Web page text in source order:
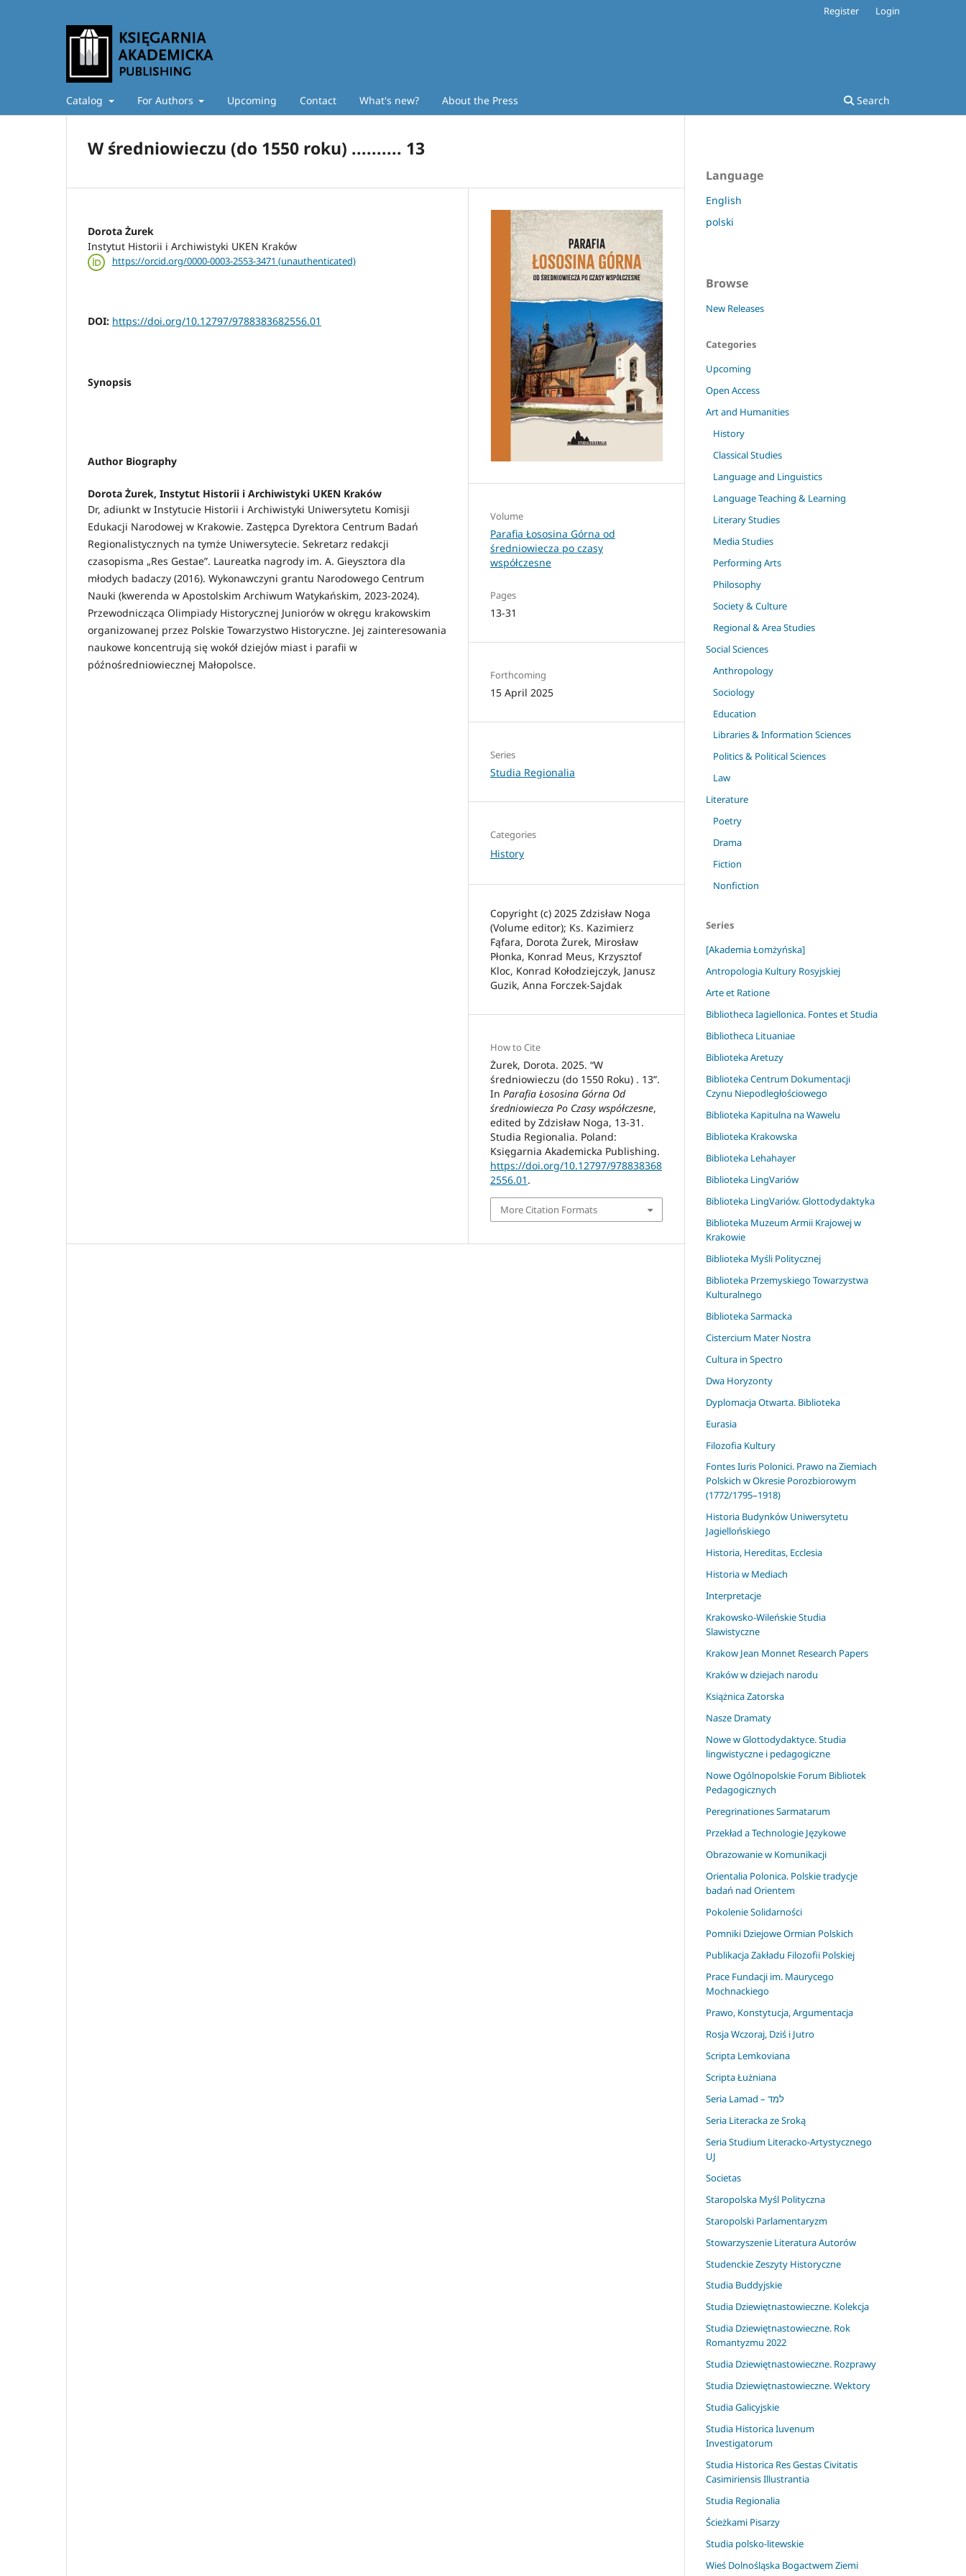
Catalog For Authors Upcoming Contact What's new? About the Press Search
Register Login
W średniowieczu (do 1550 roku) .......... 13
Dorota Żurek
Instytut Historii i Archiwistyki UKEN Kraków
https://orcid.org/0000-0003-2553-3471 (unauthenticated)
DOI: https://doi.org/10.12797/9788383682556.01
Synopsis
Author Biography
Dorota Żurek, Instytut Historii i Archiwistyki UKEN Kraków
Dr, adiunkt w Instytucie Historii i Archiwistyki Uniwersytetu Komisji
Edukacji Narodowej w Krakowie. Zastępca Dyrektora Centrum Badań
Regionalistycznych na tymże Uniwersytecie. Sekretarz redakcji
czasopisma „Res Gestae”. Laureatka nagrody im. A. Gieysztora dla
młodych badaczy (2016). Wykonawczyni grantu Narodowego Centrum
Nauki (kwerenda w Apostolskim Archiwum Watykańskim, 2023-2024).
Przewodnicząca Olimpiady Historycznej Juniorów w okręgu krakowskim
organizowanej przez Polskie Towarzystwo Historyczne. Jej zainteresowania
naukowe koncentrują się wokół dziejów miast i parafii w
późnośredniowiecznej Małopolsce.
Volume
Parafia Łososina Górna od
średniowiecza po czasy
współczesne
Pages
13-31
Forthcoming
15 April 2025
Series
Studia Regionalia
Categories
History
Copyright (c) 2025 Zdzisław Noga
(Volume editor); Ks. Kazimierz
Fąfara, Dorota Żurek, Mirosław
Płonka, Konrad Meus, Krzysztof
Kloc, Konrad Kołodziejczyk, Janusz
Guzik, Anna Forczek-Sajdak
How to Cite
Żurek, Dorota. 2025. “W
średniowieczu (do 1550 Roku) . 13”.
In Parafia Łososina Górna Od
średniowiecza Po Czasy współczesne,
edited by Zdzisław Noga, 13-31.
Studia Regionalia. Poland:
Księgarnia Akademicka Publishing.
https://doi.org/10.12797/978838368
2556.01 .
More Citation Formats
Language
English
polski
Browse
New Releases
Categories
Upcoming
Open Access
Art and Humanities
History
Classical Studies
Language and Linguistics
Language Teaching & Learning
Literary Studies
Media Studies
Performing Arts
Philosophy
Society & Culture
Regional & Area Studies
Social Sciences
Anthropology
Sociology
Education
Libraries & Information Sciences
Politics & Political Sciences
Law
Literature
Poetry
Drama
Fiction
Nonfiction
Series
[Akademia Łomżyńska]
Antropologia Kultury Rosyjskiej
Arte et Ratione
Bibliotheca Iagiellonica. Fontes et Studia
Bibliotheca Lituaniae
Biblioteka Aretuzy
Biblioteka Centrum Dokumentacji
Czynu Niepodległościowego
Biblioteka Kapitulna na Wawelu
Biblioteka Krakowska
Biblioteka Lehahayer
Biblioteka LingVariów
Biblioteka LingVariów. Glottodydaktyka
Biblioteka Muzeum Armii Krajowej w
Krakowie
Biblioteka Myśli Politycznej
Biblioteka Przemyskiego Towarzystwa
Kulturalnego
Biblioteka Sarmacka
Cistercium Mater Nostra
Cultura in Spectro
Dwa Horyzonty
Dyplomacja Otwarta. Biblioteka
Eurasia
Filozofia Kultury
Fontes Iuris Polonici. Prawo na Ziemiach
Polskich w Okresie Porozbiorowym
(1772/1795–1918)
Historia Budynków Uniwersytetu
Jagiellońskiego
Historia, Hereditas, Ecclesia
Historia w Mediach
Interpretacje
Krakowsko-Wileńskie Studia
Slawistyczne
Krakow Jean Monnet Research Papers
Kraków w dziejach narodu
Książnica Zatorska
Nasze Dramaty
Nowe w Glottodydaktyce. Studia
lingwistyczne i pedagogiczne
Nowe Ogólnopolskie Forum Bibliotek
Pedagogicznych
Peregrinationes Sarmatarum
Przekład a Technologie Językowe
Obrazowanie w Komunikacji
Orientalia Polonica. Polskie tradycje
badań nad Orientem
Pokolenie Solidarności
Pomniki Dziejowe Ormian Polskich
Publikacja Zakładu Filozofii Polskiej
Prace Fundacji im. Maurycego
Mochnackiego
Prawo, Konstytucja, Argumentacja
Rosja Wczoraj, Dziś i Jutro
Scripta Lemkoviana
Scripta Łużniana
Seria Lamad – למד
Seria Literacka ze Sroką
Seria Studium Literacko-Artystycznego
UJ
Societas
Staropolska Myśl Polityczna
Staropolski Parlamentaryzm
Stowarzyszenie Literatura Autorów
Studenckie Zeszyty Historyczne
Studia Buddyjskie
Studia Dziewiętnastowieczne. Kolekcja
Studia Dziewiętnastowieczne. Rok
Romantyzmu 2022
Studia Dziewiętnastowieczne. Rozprawy
Studia Dziewiętnastowieczne. Wektory
Studia Galicyjskie
Studia Historica Iuvenum
Investigatorum
Studia Historica Res Gestas Civitatis
Casimiriensis Illustrantia
Studia Regionalia
Ścieżkami Pisarzy
Studia polsko-litewskie
Wieś Dolnośląska Bogactwem Ziemi